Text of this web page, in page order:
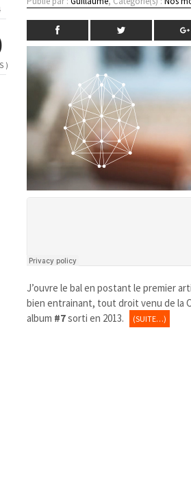
J’ouvre le bal en postant le premier
bien entrainant, tout droit venu de la
album #7sorti en 2013. (SUITE…)